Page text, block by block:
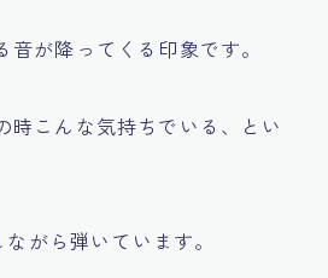
が降ってくる印象です。
こんな気持ちでいる、とい
がら弾いています。